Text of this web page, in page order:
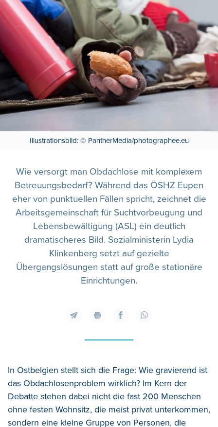
Illustrationsbild: © PantherMedia/photographee.eu
Wie versorgt man Obdachlose mit komplexem
Betreuungsbedarf? Während das ÖSHZ Eupen
eher von punktuellen Fällen spricht, zeichnet die
Arbeitsgemeinschaft für Suchtvorbeugung und
Lebensbewältigung (ASL) ein deutlich
dramatischeres Bild. Sozialministerin Lydia
Klinkenberg setzt auf gezielte
Übergangslösungen statt auf große stationäre
Einrichtungen.
In Ostbelgien stellt sich die Frage: Wie gravierend ist
das Obdachlosenproblem wirklich? Im Kern der
Debatte stehen dabei nicht die fast 200 Menschen
ohne festen Wohnsitz, die meist privat unterkommen,
sondern eine kleine Gruppe von Personen, die